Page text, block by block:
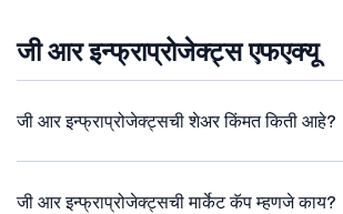
जी आर इन्फ्राप्रोजेक्ट्स एफएक्यू
जी आर इन्फ्राप्रोजेक्ट्सची शेअर किंमत किती आहे?
जी आर इन्फ्राप्रोजेक्ट्सची मार्केट कॅप म्हणजे काय?